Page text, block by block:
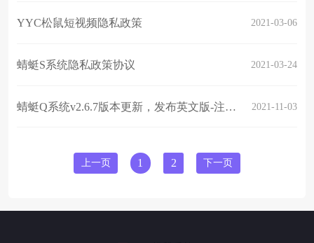
YYC松鼠短视频隐私政策 2021-03-06
蜻蜓S系统隐私政策协议 2021-03-24
蜻蜓Q系统v2.6.7版本更新，发布英文版-注册登录部分增加开启/关闭短信验证码功能 2021-11-03
上一页 1 2 下一页